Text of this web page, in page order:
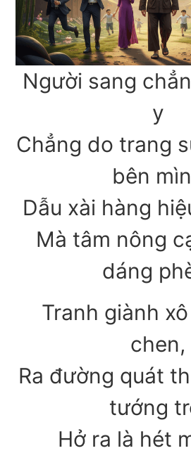
Người sang
y
Chẳng do trang
bên
Dẫu xài hàng
Mà tâm nông
dáng
Tranh giành
chen,
Ra đường quát
tướng
Hở ra là hét